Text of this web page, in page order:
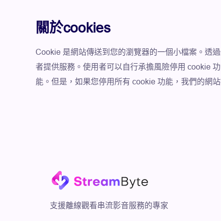
關於cookies
Cookie 是網站傳送到您的瀏覽器的一個小檔案。透
者提供服務。使用者可以自行承擔風險停用 cookie
能。但是，如果您停用所有 cookie 功能，我們的網
支援離線觀看串流影音服務的專家